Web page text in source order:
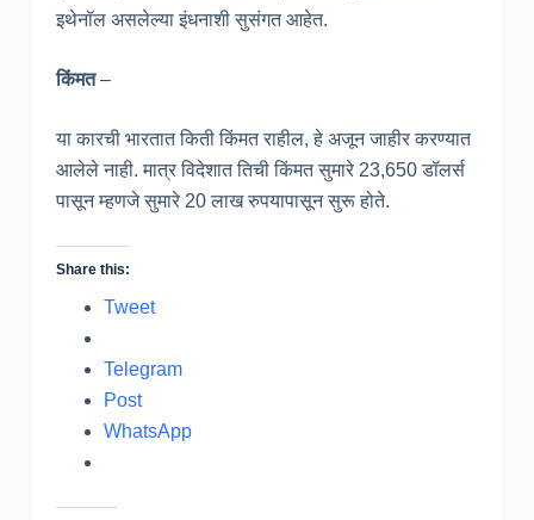
इथेनॉल असलेल्या इंधनाशी सुसंगत आहेत.
किंमत–
या कारची भारतात किती किंमत राहील, हे अजून जाहीर करण्यात
आलेले नाही. मात्र विदेशात तिची किंमत सुमारे 23,650 डॉलर्स
पासून म्हणजे सुमारे 20 लाख रुपयापासून सुरू होते.
Share this:
Tweet
Telegram
Post
WhatsApp